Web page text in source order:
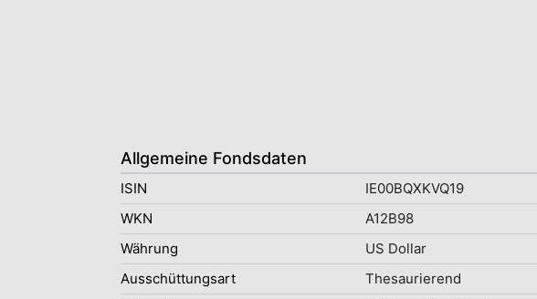
Allgemeine Fondsdaten
ISIN
IE00BQXKVQ19
WKN
A12B98
Währung
US Dollar
Ausschüttungsart
Thesaurierend